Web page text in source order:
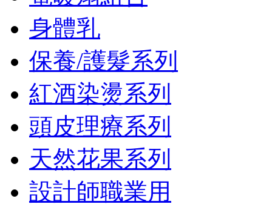
身體乳
保養/護髮系列
紅酒染燙系列
頭皮理療系列
天然花果系列
設計師職業用